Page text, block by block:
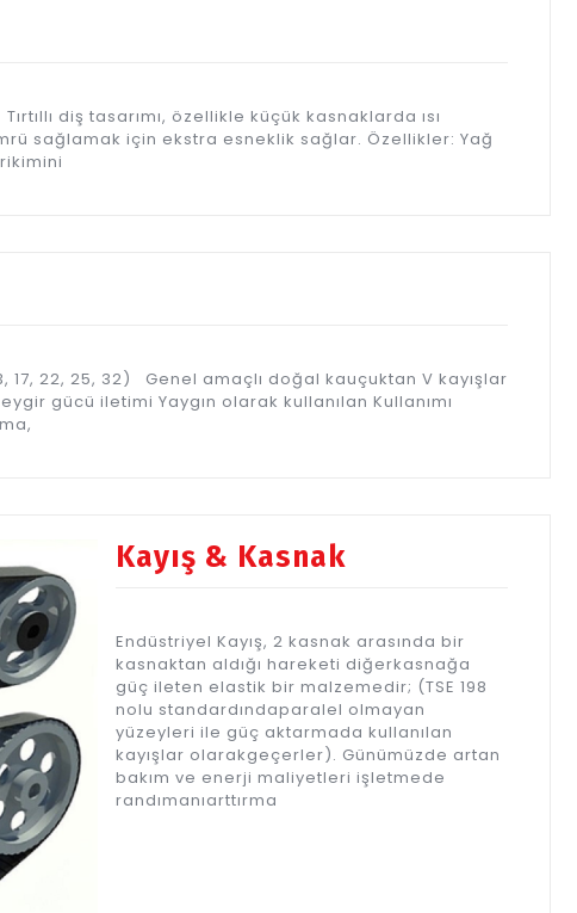
Tırtıllı diş tasarımı, özellikle küçük kasnaklarda ısı
sağlamak için ekstra esneklik sağlar. Özellikler: Yağ
17, 22, 25, 32) Genel amaçlı doğal kauçuktan V kayışlar
gücü iletimi Yaygın olarak kullanılan Kullanımı
Kayış & Kasnak
Endüstriyel Kayış, 2 kasnak arasında bir
kasnaktan aldığı hareketi diğerkasnağa
güç ileten elastik bir malzemedir; (TSE 198
nolu standardındaparalel olmayan
yüzeyleri ile güç aktarmada kullanılan
kayışlar olarakgeçerler). Günümüzde artan
bakım ve enerji maliyetleri işletmede
randımanıarttırma